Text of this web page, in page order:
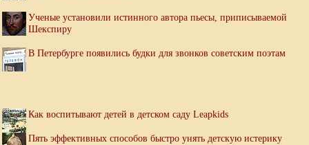
Ученые установили истинного автора пьесы, приписываемой
Шекспиру
В Петербурге появились будки для звонков советским поэтам
Как воспитывают детей в детском саду Leapkids
Пять эффективных способов быстро унять детскую истерику